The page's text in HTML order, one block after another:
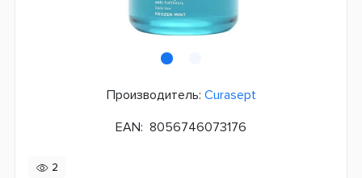
Производитель: Curasept
EAN: 8056746073176
2